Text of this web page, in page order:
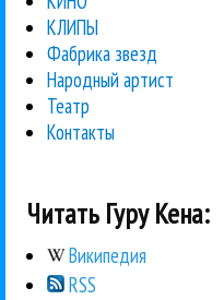
КЛИПЫ
Фабрика звезд
Народный артист
Театр
Контакты
Читать Гуру Кена:
Википедия
RSS